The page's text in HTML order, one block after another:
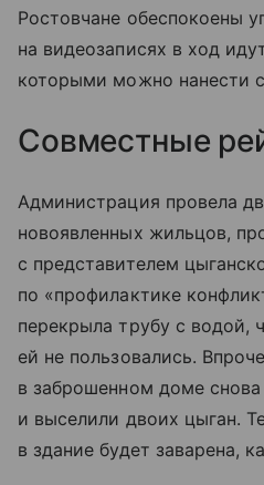
Ростовчане обеспокоены
на видеозаписях в ход
которыми можно нанести
Совместные
Администрация провела
новоявленных жильцов,
с представителем
по «профилактике
перекрыла трубу с водой,
ей не пользовались.
в заброшенном доме
и выселили двоих цыган.
в здание будет заварена,